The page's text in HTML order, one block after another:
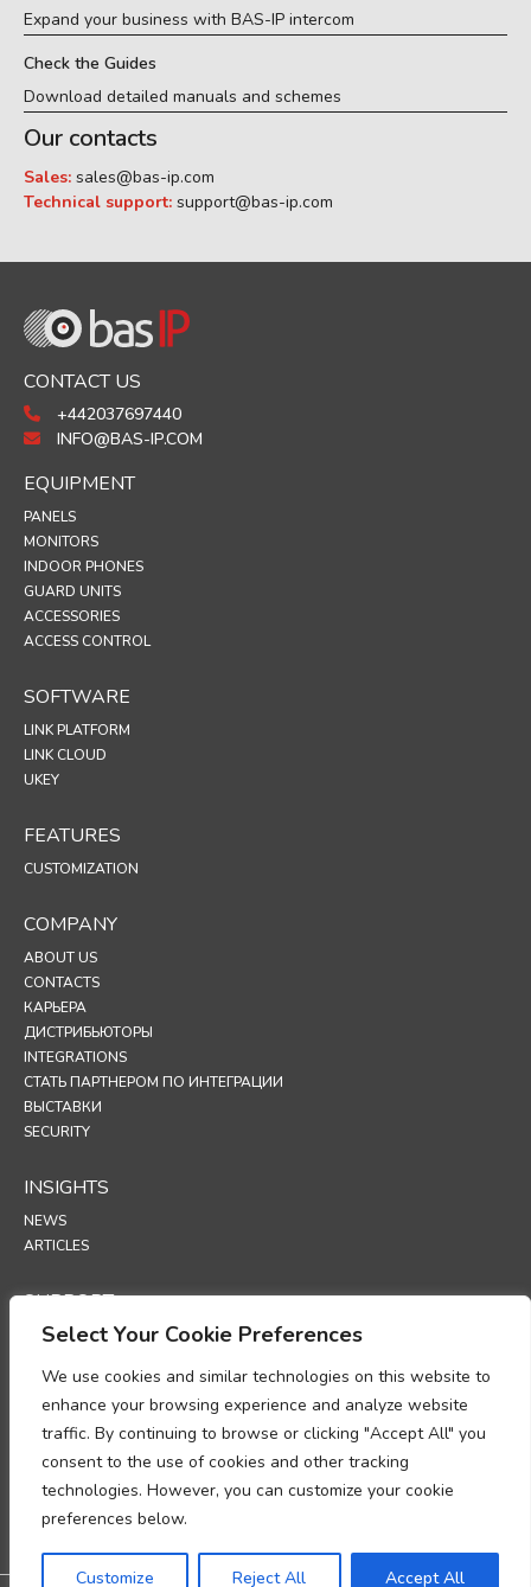
Select Your Cookie Preferences
We use cookies and similar technologies on this website to
enhance your browsing experience and analyze website
traffic. By continuing to browse or clicking "Accept All" you
consent to the use of cookies and other tracking
technologies. However, you can customize your cookie
preferences below.
Customize Reject All Accept All
Expand your business with BAS-IP intercom
Check the Guides
Download detailed manuals and schemes
Our contacts
Sales: sales@bas-ip.com
Technical support: support@bas-ip.com
CONTACT US
+442037697440
INFO@BAS-IP.COM
EQUIPMENT
PANELS
MONITORS
INDOOR PHONES
GUARD UNITS
ACCESSORIES
ACCESS CONTROL
SOFTWARE
LINK PLATFORM
LINK CLOUD
UKEY
FEATURES
CUSTOMIZATION
COMPANY
ABOUT US
CONTACTS
КАРЬЕРА
ДИСТРИБЬЮТОРЫ
INTEGRATIONS
СТАТЬ ПАРТНЕРОМ ПО ИНТЕГРАЦИИ
ВЫСТАВКИ
SECURITY
INSIGHTS
NEWS
ARTICLES
SUPPORT
TECHNICAL PORTAL
POLICIES
ПОЛИТИКА КОНФИДЕНЦИАЛЬНОСТИ
ПОЛИТИКА ИСПОЛЬЗОВАНИЯ ФАЙЛОВ COOKIES
МЕМОРАНДУМ О СООТВЕТСТВИИ ТРЕБОВАНИЯМ В ОБЛАСТИ
ОБРАБОТКИ ПЕРСОНАЛЬНЫХ ДАННЫХ
ДОПОЛНЕНИЕ ОБ ОБРАБОТКЕ ДАННЫХ